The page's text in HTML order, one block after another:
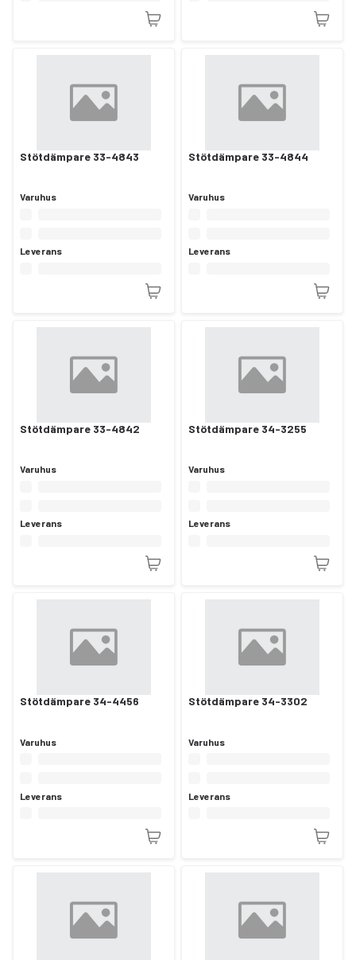
Stötdämpare 33-4843
Varuhus
Leverans
Stötdämpare 33-4844
Varuhus
Leverans
Stötdämpare 33-4842
Varuhus
Leverans
Stötdämpare 34-3255
Varuhus
Leverans
Stötdämpare 34-4456
Varuhus
Leverans
Stötdämpare 34-3302
Varuhus
Leverans